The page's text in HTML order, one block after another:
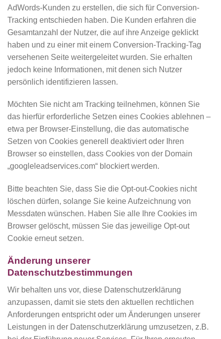
AdWords-Kunden zu erstellen, die sich für Conversion-
Tracking entschieden haben. Die Kunden erfahren die
Gesamtanzahl der Nutzer, die auf ihre Anzeige geklickt
haben und zu einer mit einem Conversion-Tracking-Tag
versehenen Seite weitergeleitet wurden. Sie erhalten
jedoch keine Informationen, mit denen sich Nutzer
persönlich identifizieren lassen.
Möchten Sie nicht am Tracking teilnehmen, können Sie
das hierfür erforderliche Setzen eines Cookies ablehnen –
etwa per Browser-Einstellung, die das automatische
Setzen von Cookies generell deaktiviert oder Ihren
Browser so einstellen, dass Cookies von der Domain
„googleleadservices.com“ blockiert werden.
Bitte beachten Sie, dass Sie die Opt-out-Cookies nicht
löschen dürfen, solange Sie keine Aufzeichnung von
Messdaten wünschen. Haben Sie alle Ihre Cookies im
Browser gelöscht, müssen Sie das jeweilige Opt-out
Cookie erneut setzen.
Änderung unserer
Datenschutzbestimmungen
Wir behalten uns vor, diese Datenschutzerklärung
anzupassen, damit sie stets den aktuellen rechtlichen
Anforderungen entspricht oder um Änderungen unserer
Leistungen in der Datenschutzerklärung umzusetzen, z.B.